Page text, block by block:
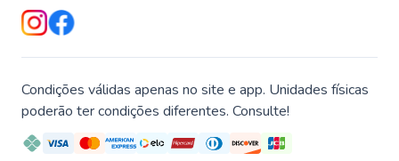
Condições válidas apenas no site e app. Unidades físicas
poderão ter condições diferentes. Consulte!